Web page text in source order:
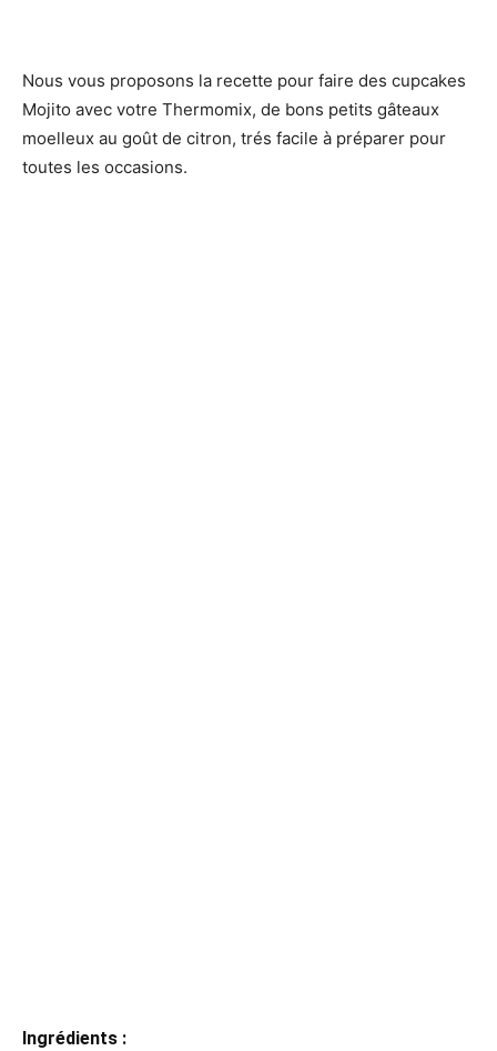
Nous vous proposons la recette pour faire des cupcakes
Mojito avec votre Thermomix, de bons petits gâteaux
moelleux au goût de citron, trés facile à préparer pour
toutes les occasions.
Ingrédients :